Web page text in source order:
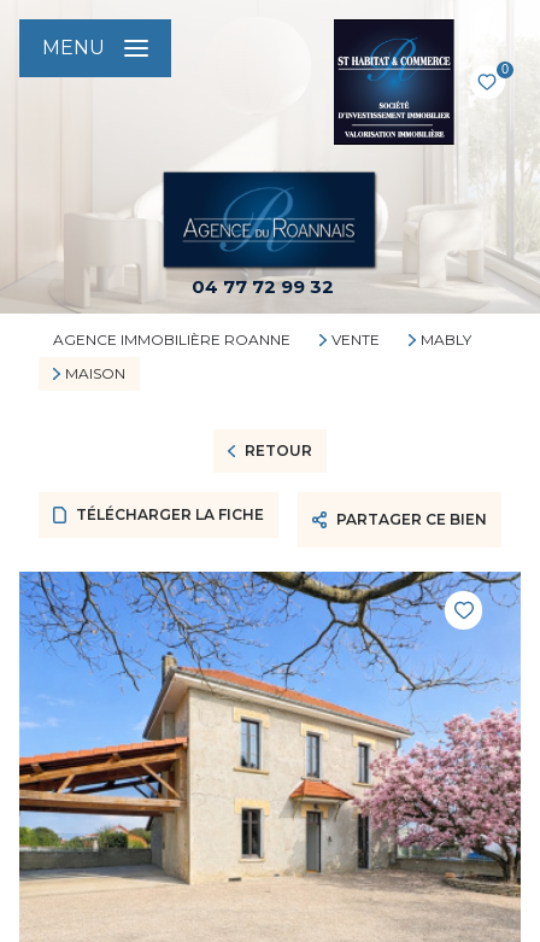
04 77 72 99 32
0
MENU
AGENCE IMMOBILIÈRE ROANNE VENTE
MABLY
MAISON
RETOUR
TÉLÉCHARGER LA FICHE PARTAGER CE BIEN